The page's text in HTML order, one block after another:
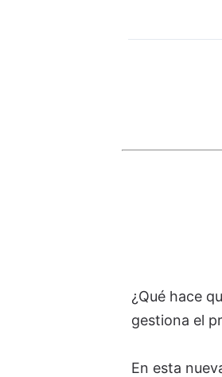
¿Qué hace
gestiona el
En esta